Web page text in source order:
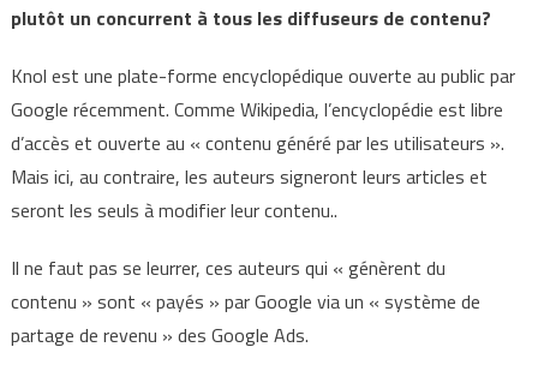
plutôt un concurrent à tous les diffuseurs de contenu?
Knol est une plate-forme encyclopédique ouverte au public par
Google récemment. Comme Wikipedia, l’encyclopédie est libre
d’accès et ouverte au « contenu généré par les utilisateurs ».
Mais ici, au contraire, les auteurs signeront leurs articles et
seront les seuls à modifier leur contenu..
Il ne faut pas se leurrer, ces auteurs qui « génèrent du
contenu » sont « payés » par Google via un « système de
partage de revenu » des Google Ads.